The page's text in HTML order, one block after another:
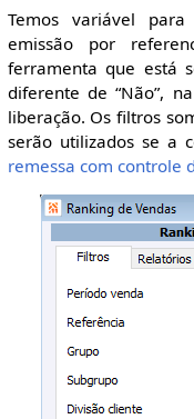
Temos variável
emissão por
ferramenta que está
diferente de “Não”,
liberação. Os filtros
serão utilizados se a
remessa com controle